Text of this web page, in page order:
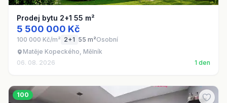
Prodej bytu 2+1 55 m²
5 500 000 Kč
100 000 Kč/m² 2+1 55 m²Osobní
Matěje Kopeckého, Mělník
06. 08. 2026
1 den
100